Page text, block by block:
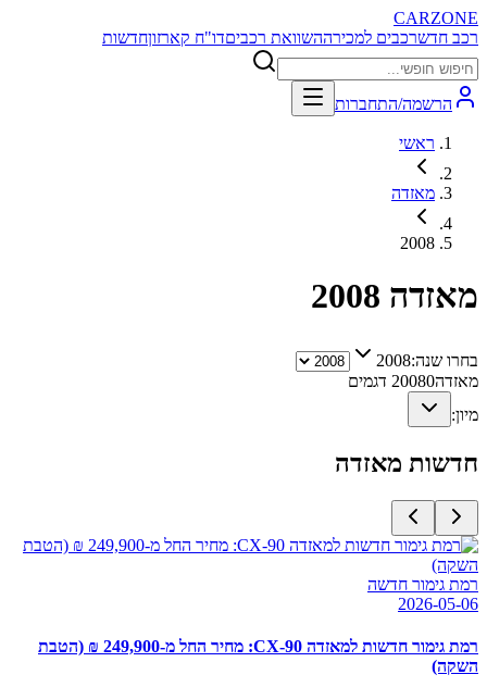
CARZONE
רכב חדשרכבים למכירההשוואת רכביםדו"ח קארזוןחדשות
הרשמה/התחברות
ראשי
מאזדה
2008
מאזדה 2008
בחרו שנה:2008
מאזדה 20080
דגמים
מיון:
חדשות מאזדה
רמת גימור חדשה
2026-05-06
רמת גימור חדשות למאזדה CX-90: מחיר החל מ-249,900 ₪ (הטבת
השקה)